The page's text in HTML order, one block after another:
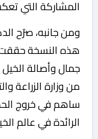
المشاركة التي
ومن جانبه، صرّح
هذه النسخة
جمال وأصالة الخيل
من وزارة الزراعة
ساهم في خروج
الرائدة في عالم